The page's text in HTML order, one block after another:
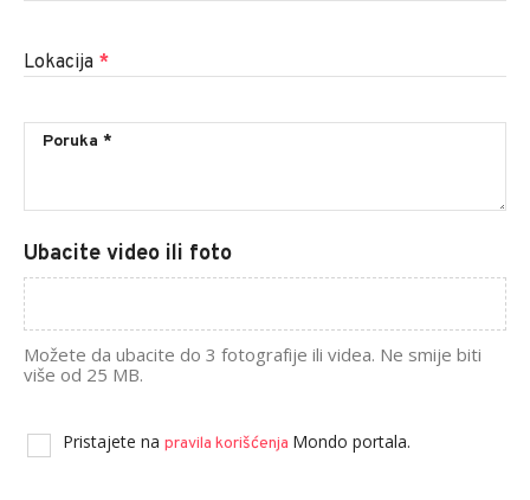
Lokacija *
Ubacite video ili foto
Možete da ubacite do 3 fotografije ili videa. Ne smije biti
više od 25 MB.
Pristajete na pravila korišćenja Mondo portala.